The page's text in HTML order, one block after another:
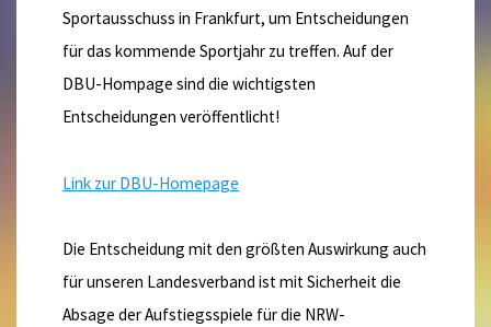
Sportausschuss in Frankfurt, um Entscheidungen
für das kommende Sportjahr zu treffen.Auf der
DBU-Hompage sind die wichtigsten
Entscheidungen veröffentlicht!
Link zur DBU-Homepage
Die Entscheidung mit den größten Auswirkung auch
für unseren Landesverband ist mit Sicherheit die
Absage der Aufstiegsspiele für die NRW-